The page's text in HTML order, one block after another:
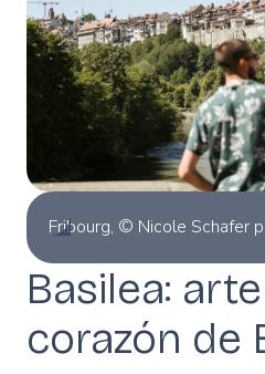
Fribourg, © Nicole Schafer
Basilea:
corazón de